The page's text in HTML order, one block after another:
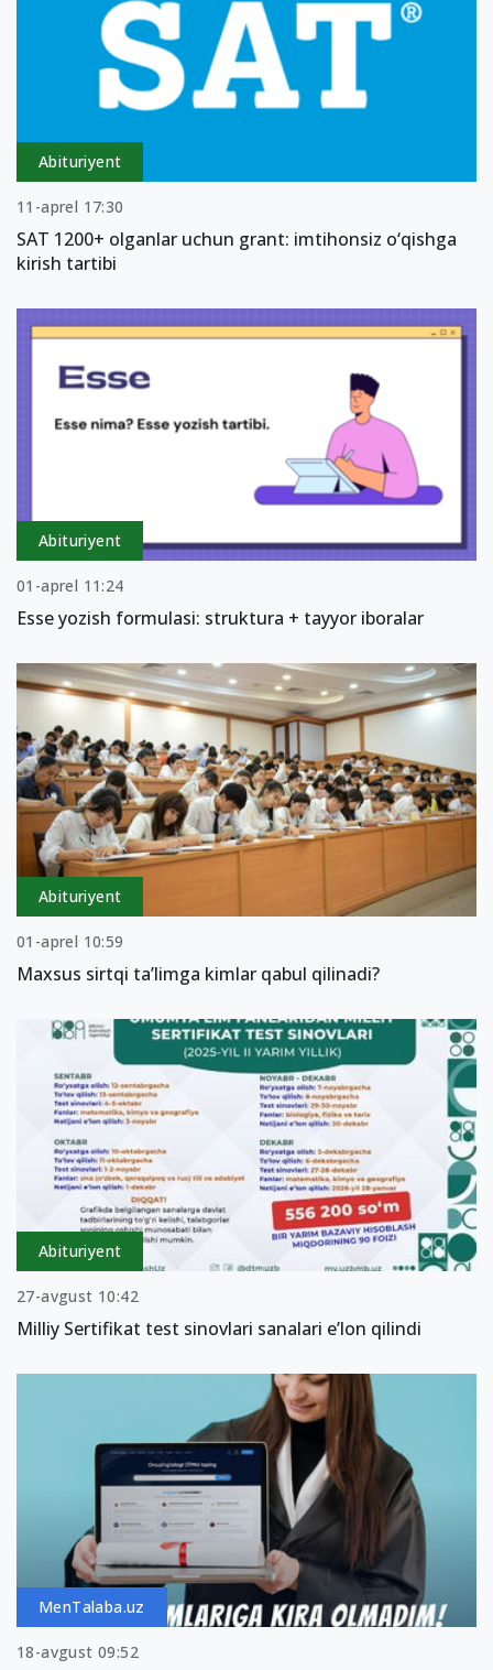
Abituriyent
11-aprel 17:30
SAT 1200+ olganlar uchun grant: imtihonsiz o‘qishga
kirish tartibi
Abituriyent
01-aprel 11:24
Esse yozish formulasi: struktura + tayyor iboralar
Abituriyent
01-aprel 10:59
Maxsus sirtqi ta’limga kimlar qabul qilinadi?
Abituriyent
27-avgust 10:42
Milliy Sertifikat test sinovlari sanalari eʼlon qilindi
MenTalaba.uz
18-avgust 09:52